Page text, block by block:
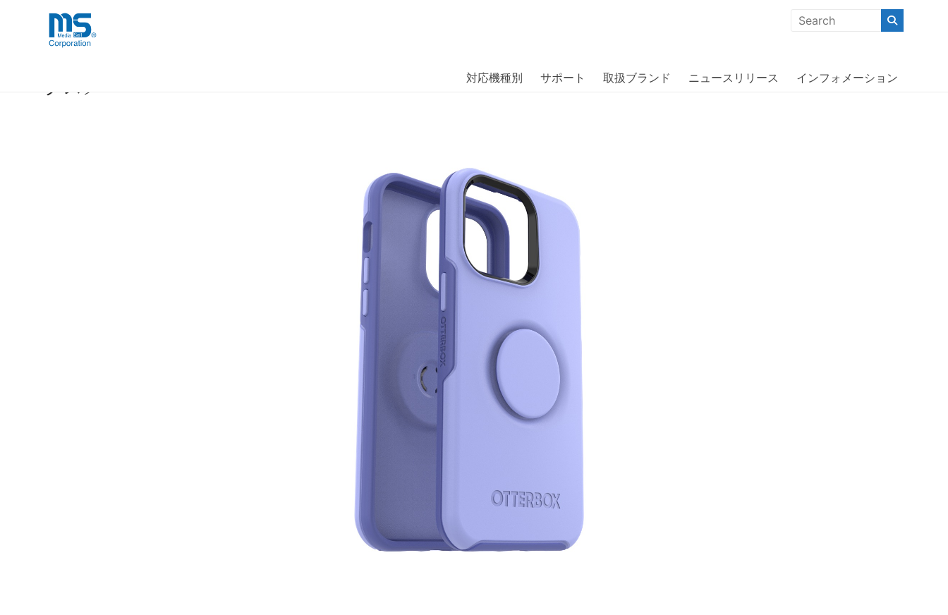
海外事業部が取り揃えている海外輸入商品には、日本では珍しい「海外ブランド」をはじめ「ユニークな商品」「機能的な商品」「コストパフォーマンスの高い商
対応機種別 サポート 取扱ブランド ニュースリリース インフォメーション